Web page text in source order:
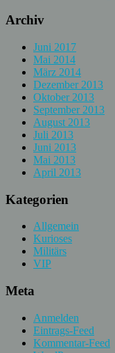
Archiv
Juni 2017
Mai 2014
März 2014
Dezember 2013
Oktober 2013
September 2013
August 2013
Juli 2013
Juni 2013
Mai 2013
April 2013
Kategorien
Allgemein
Kurioses
Militärs
VIP
Meta
Anmelden
Eintrags-Feed
Kommentar-Feed